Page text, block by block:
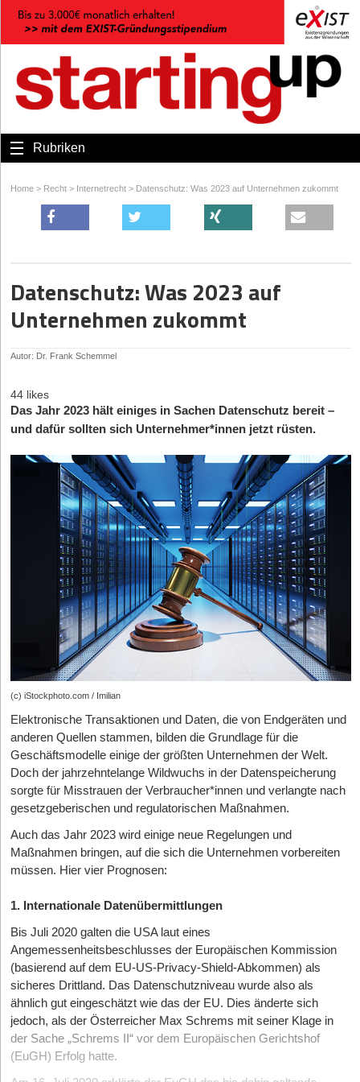
Rubriken
Home > Recht > Internetrecht > Datenschutz: Was 2023 auf Unternehmen zukommt
Datenschutz: Was 2023 auf
Unternehmen zukommt
Autor: Dr. Frank Schemmel
44 likes
Das Jahr 2023 hält einiges in Sachen Datenschutz bereit –
und dafür sollten sich Unternehmer*innen jetzt rüsten.
(c) iStockphoto.com / Imilian
Elektronische Transaktionen und Daten, die von Endgeräten und
anderen Quellen stammen, bilden die Grundlage für die
Geschäftsmodelle einige der größten Unternehmen der Welt.
Doch der jahrzehntelange Wildwuchs in der Datenspeicherung
sorgte für Misstrauen der Verbraucher*innen und verlangte nach
gesetzgeberischen und regulatorischen Maßnahmen.
Auch das Jahr 2023 wird einige neue Regelungen und
Maßnahmen bringen, auf die sich die Unternehmen vorbereiten
müssen. Hier vier Prognosen:
1. Internationale Datenübermittlungen
Bis Juli 2020 galten die USA laut eines
Angemessenheitsbeschlusses der Europäischen Kommission
(basierend auf dem EU-US-Privacy-Shield-Abkommen) als
sicheres Drittland. Das Datenschutzniveau wurde also als
ähnlich gut eingeschätzt wie das der EU. Dies änderte sich
jedoch, als der Österreicher Max Schrems mit seiner Klage in
der Sache „Schrems II“ vor dem Europäischen Gerichtshof
(EuGH) Erfolg hatte.